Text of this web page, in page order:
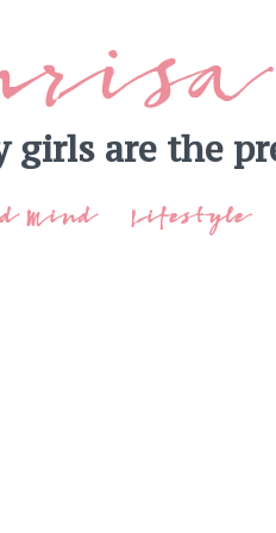
girls are the
Mind Lifestyle